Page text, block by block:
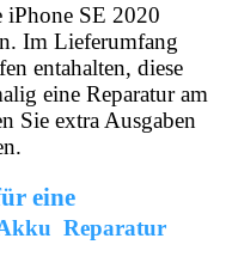
iPhone SE 2020
Im Lieferumfang
entahalten, diese
eine Reparatur am
Sie extra Ausgaben
eine
Reparatur